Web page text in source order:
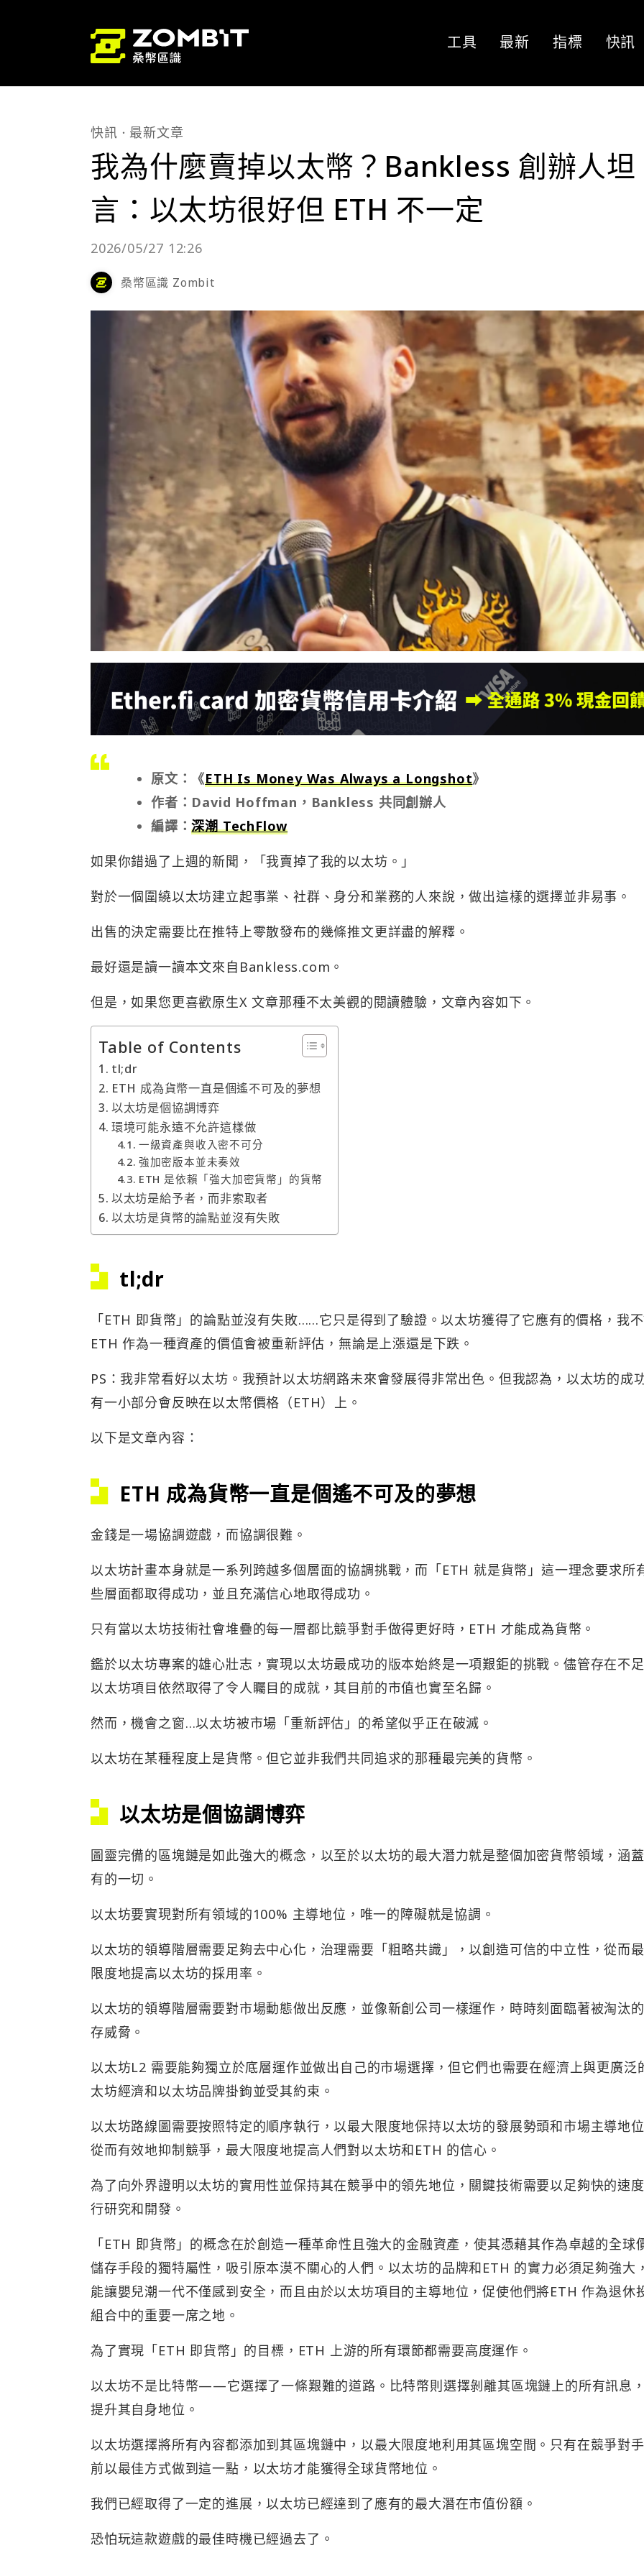
工具 最新 指標 快訊
快訊 最新文章
我為什麼賣掉以太幣？Bankless 創辦人坦
言：以太坊很好但 ETH 不一定
2026/05/27 12:26
桑幣區識 Zombit
原文：《ETH Is Money Was Always a Longshot》
作者：David Hoffman，Bankless 共同創辦人
編譯：深潮 TechFlow
如果你錯過了上週的新聞，「我賣掉了我的以太坊。」
對於一個圍繞以太坊建立起事業、社群、身分和業務的人來說，做出這樣的選擇並非易事。
出售的決定需要比在推特上零散發布的幾條推文更詳盡的解釋。
最好還是讀一讀本文來自Bankless.com。
但是，如果您更喜歡原生X 文章那種不太美觀的閱讀體驗，文章內容如下。
Table of Contents
tl;dr
ETH 成為貨幣一直是個遙不可及的夢想
以太坊是個協調博弈
環境可能永遠不允許這樣做
一級資產與收入密不可分
強加密版本並未奏效
ETH 是依賴「強大加密貨幣」的貨幣
以太坊是給予者，而非索取者
以太坊是貨幣的論點並沒有失敗
tl;dr
「ETH 即貨幣」的論點並沒有失敗……它只是得到了驗證。以太坊獲得了它應有的價格，我
ETH 作為一種資產的價值會被重新評估，無論是上漲還是下跌。
PS：我非常看好以太坊。我預計以太坊網路未來會發展得非常出色。但我認為，以太坊的成
有一小部分會反映在以太幣價格（ETH）上。
以下是文章內容：
ETH 成為貨幣一直是個遙不可及的夢想
金錢是一場協調遊戲，而協調很難。
以太坊計畫本身就是一系列跨越多個層面的協調挑戰，而「ETH 就是貨幣」這一理念要求所
些層面都取得成功，並且充滿信心地取得成功。
只有當以太坊技術社會堆疊的每一層都比競爭對手做得更好時，ETH 才能成為貨幣。
鑑於以太坊專案的雄心壯志，實現以太坊最成功的版本始終是一項艱鉅的挑戰。儘管存在不足
以太坊項目依然取得了令人矚目的成就，其目前的市值也實至名歸。
然而，機會之窗…以太坊被市場「重新評估」的希望似乎正在破滅。
以太坊在某種程度上是貨幣。但它並非我們共同追求的那種最完美的貨幣。
以太坊是個協調博弈
圖靈完備的區塊鏈是如此強大的概念，以至於以太坊的最大潛力就是整個加密貨幣領域，涵
有的一切。
以太坊要實現對所有領域的100% 主導地位，唯一的障礙就是協調。
以太坊的領導階層需要足夠​​去中心化，治理需要「粗略共識」，以創造可信的中立性，從而
限度地提高以太坊的採用率。
以太坊的領導階層需要對市場動態做出反應，並像新創公司一樣運作，時時刻面臨著被淘汰
存威脅。
以太坊L2 需要能夠獨立於底層運作並做出自己的市場選擇，但它們也需要在經濟上與更廣泛
太坊經濟和以太坊品牌掛鉤並受其約束。
以太坊路線圖需要按照特定的順序執行，以最大限度地保持以太坊的發展勢頭和市場主導地位
從而有效地抑制競爭，最大限度地提高人們對以太坊和ETH 的信心。
為了向外界證明以太坊的實用性並保持其在競爭中的領先地位，關鍵技術需要以足夠快的速
行研究和開發。
「ETH 即貨幣」的概念在於創造一種革命性且強大的金融資產，使其憑藉其作為卓越的全球
儲存手段的獨特屬性，吸引原本漠不關心的人們。以太坊的品牌和ETH 的實力必須足夠強大
能讓嬰兒潮一代不僅感到安全，而且由於以太坊項目的主導地位，促使他們將ETH 作為退休
組合中的重要一席之地。
為了實現「ETH 即貨幣」的目標，ETH 上游的所有環節都需要高度運作。
以太坊不是比特幣——它選擇了一條艱難的道路。比特幣則選擇剝離其區塊鏈上的所有訊息
提升其自身地位。
以太坊選擇將所有內容都添加到其區塊鏈中，以最大限度地利用其區塊空間。只有在競爭對
前以最佳方式做到這一點，以太坊才能獲得全球貨幣地位。
我們已經取得了一定的進展，以太坊已經達到了應有的最大潛在市值份額。
恐怕玩這款遊戲的最佳時機已經過去了。